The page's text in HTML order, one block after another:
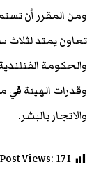
ومن المقرر أن
تعاون يمتد لثلاث
والحكومة
وقدرات الهيئة في
والاتجار بالبشر.
Post Views: 171